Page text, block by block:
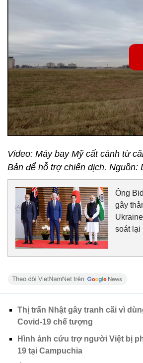
Video: Máy bay Mỹ cất cánh từ
Bản để hỗ trợ chiến dịch. Nguồn:
Ông
gây
soát lại
Thị trấn Nhật gây tranh cãi vì
Covid-19 chế tượng
Hình ảnh cứu trợ người Việt bị
19 tại Campuchia